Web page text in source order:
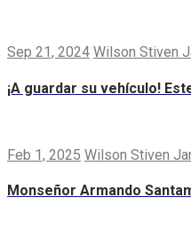
Sep 21, 2024 Wilson Stiven
¡A guardar su vehículo!
Feb 1, 2025 Wilson Stiven
Monseñor Armando